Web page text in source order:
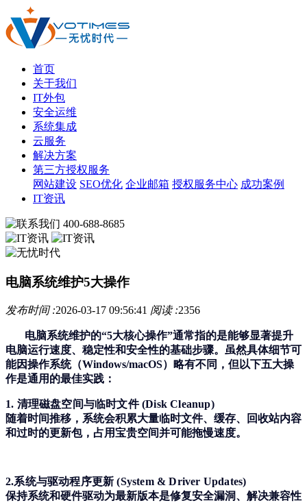
首页
关于我们
IT外包
安全运维
系统集成
云服务
解决方案
第三方授权服务
网站建设 SEO优化 企业邮箱 授权服务中心 成功案例
IT资讯
400-688-8685
电脑系统维护5大操作
发布时间 :2026-03-17 09:56:41 阅读 :2356
电脑系统维护的“5大核心操作”通常指的是能够显著提升
电脑运行速度、稳定性和安全性的基础步骤。虽然具体细节可
能因操作系统（Windows/macOS）略有不同，但以下五大操
作是通用的最佳实践：
1. 清理磁盘空间与临时文件 (Disk Cleanup)
随着时间推移，系统会积累大量临时文件、缓存、回收站内容
和过时的更新包，占用宝贵空间并可能拖慢速度。
2.系统与驱动程序更新 (System & Driver Updates)
保持系统和硬件驱动为最新版本是修复安全漏洞、解决兼容性